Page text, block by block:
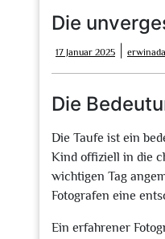
Die
17 Januar 2025
Januar
2025
Die
Die Taufe ist ein
Kind offiziell in die
wichtigen Tag
Fotografen eine
Ein erfahrener